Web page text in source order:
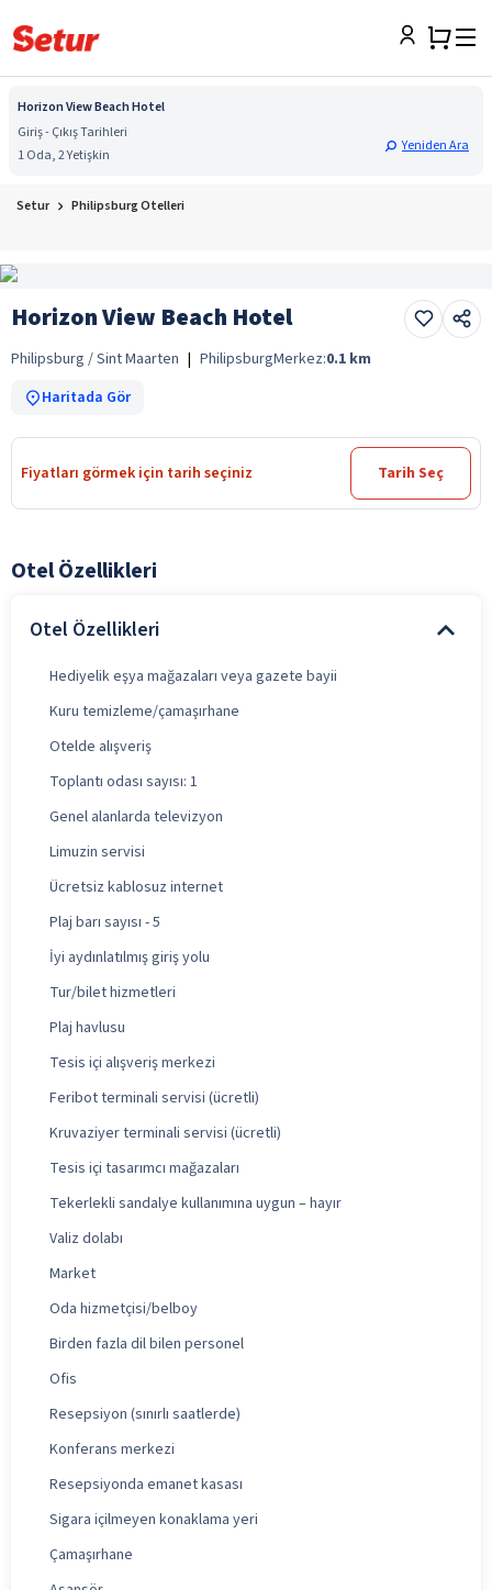
Horizon View Beach Hotel
Giriş - Çıkış Tarihleri
1 Oda, 2 Yetişkin
Yeniden Ara
Setur Philipsburg Otelleri
Horizon View Beach Hotel
Philipsburg / Sint Maarten | PhilipsburgMerkez:0.1 km
Haritada Gör
Fiyatları görmek için tarih seçiniz Tarih Seç
Otel Özellikleri
Otel Özellikleri
Hediyelik eşya mağazaları veya gazete bayii
Kuru temizleme/çamaşırhane
Otelde alışveriş
Toplantı odası sayısı: 1
Genel alanlarda televizyon
Limuzin servisi
Ücretsiz kablosuz internet
Plaj barı sayısı - 5
İyi aydınlatılmış giriş yolu
Tur/bilet hizmetleri
Plaj havlusu
Tesis içi alışveriş merkezi
Feribot terminali servisi (ücretli)
Kruvaziyer terminali servisi (ücretli)
Tesis içi tasarımcı mağazaları
Tekerlekli sandalye kullanımına uygun – hayır
Valiz dolabı
Market
Oda hizmetçisi/belboy
Birden fazla dil bilen personel
Ofis
Resepsiyon (sınırlı saatlerde)
Konferans merkezi
Resepsiyonda emanet kasası
Sigara içilmeyen konaklama yeri
Çamaşırhane